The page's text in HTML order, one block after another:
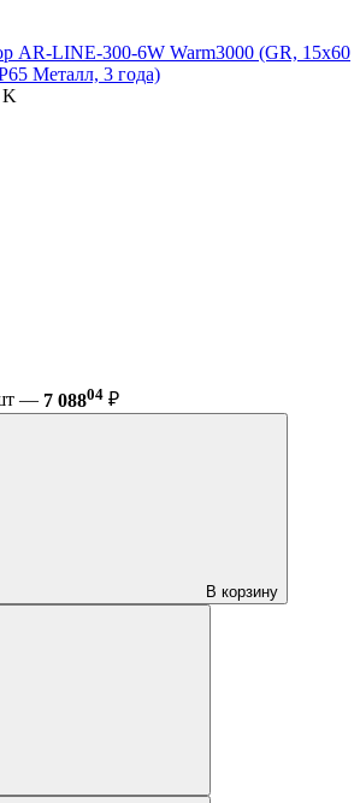
AR-LINE-300-6W Warm3000 (GR, 15x60
Металл, 3 года)
K
— 7 08804 ₽
В корзину